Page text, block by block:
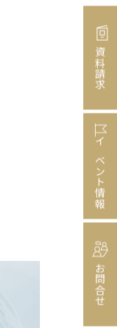
資料請求
イベント情報
お問合せ